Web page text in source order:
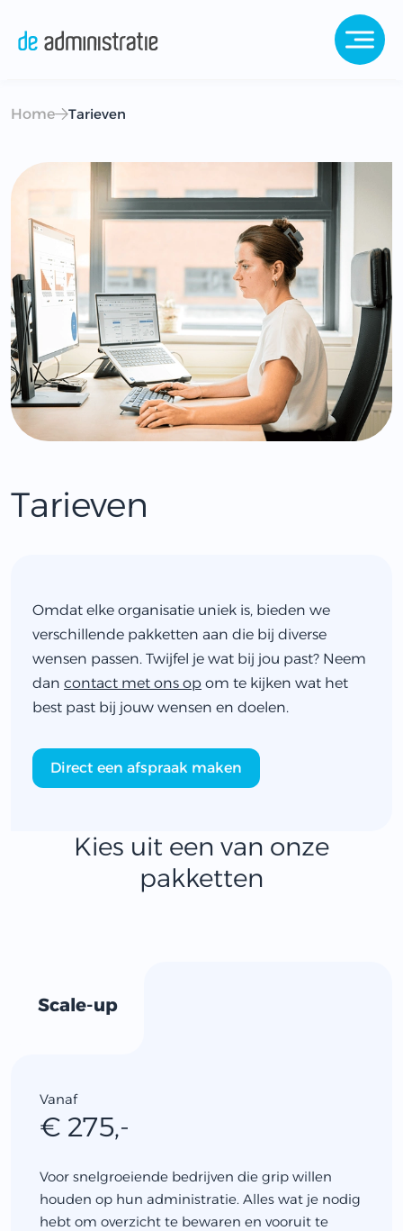
Home Tarieven
Tarieven
Omdat elke organisatie uniek is, bieden we
verschillende pakketten aan die bij diverse
wensen passen. Twijfel je wat bij jou past? Neem
dan contact met ons op om te kijken wat het
best past bij jouw wensen en doelen.
Direct een afspraak maken
Kies uit een van onze
pakketten
Scale-up
Vanaf
€ 275,-
Voor snelgroeiende bedrijven die grip willen
houden op hun administratie. Alles wat je nodig
hebt om overzicht te bewaren en vooruit te